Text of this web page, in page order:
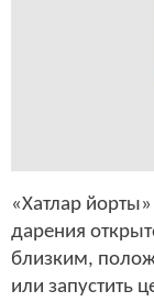
«Хатлар
дарения
близким,
или запустить